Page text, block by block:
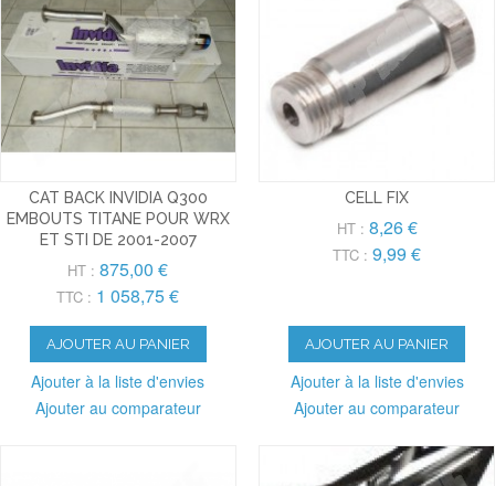
CAT BACK INVIDIA Q300
EMBOUTS TITANE POUR WRX
ET STI DE 2001-2007
HT : 875,00 €
TTC : 1 058,75 €
AJOUTER AU PANIER
Ajouter à la liste d'envies
Ajouter au comparateur
CELL FIX
HT : 8,26 €
TTC : 9,99 €
AJOUTER AU PANIER
Ajouter à la liste d'envies
Ajouter au comparateur